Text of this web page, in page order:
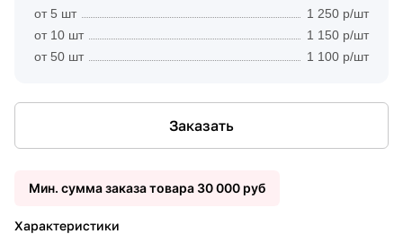
от 5 шт
1 250 р/шт
от 10 шт
1 150 р/шт
от 50 шт
1 100 р/шт
Заказать
Мин. сумма заказа товара 30 000 руб
Характеристики